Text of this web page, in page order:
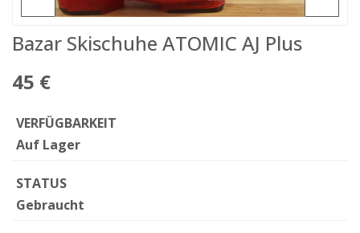
Bazar Skischuhe ATOMIC AJ Plus
45 €
VERFÜGBARKEIT
Auf Lager
STATUS
Gebraucht